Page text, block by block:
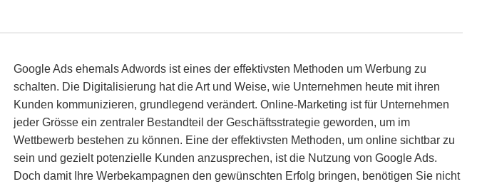
Google Ads ehemals Adwords ist eines der effektivsten Methoden um Werbung zu
schalten. Die Digitalisierung hat die Art und Weise, wie Unternehmen heute mit ihren
Kunden kommunizieren, grundlegend verändert. Online-Marketing ist für Unternehmen
jeder Grösse ein zentraler Bestandteil der Geschäftsstrategie geworden, um im
Wettbewerb bestehen zu können. Eine der effektivsten Methoden, um online sichtbar zu
sein und gezielt potenzielle Kunden anzusprechen, ist die Nutzung von Google Ads.
Doch damit Ihre Werbekampagnen den gewünschten Erfolg bringen, benötigen Sie nicht